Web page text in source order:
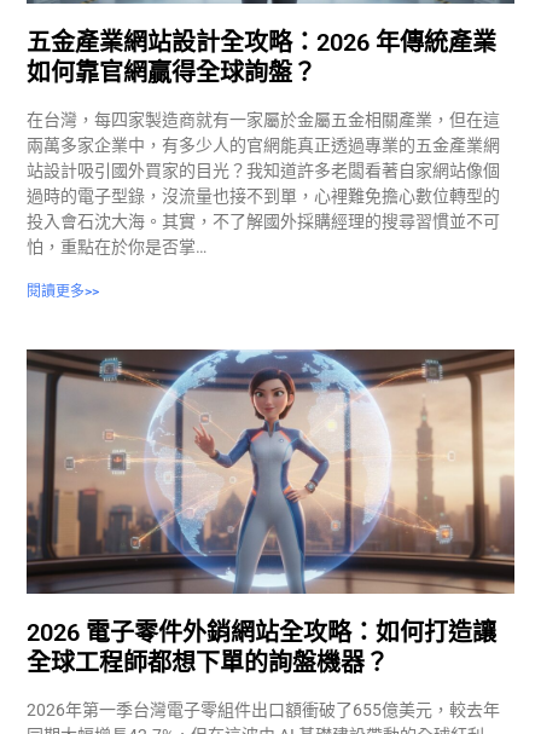
五金產業網站設計全攻略：2026 年傳統產業
如何靠官網贏得全球詢盤？
在台灣，每四家製造商就有一家屬於金屬五金相關產業，但在這
兩萬多家企業中，有多少人的官網能真正透過專業的五金產業網
站設計吸引國外買家的目光？我知道許多老闆看著自家網站像個
過時的電子型錄，沒流量也接不到單，心裡難免擔心數位轉型的
投入會石沈大海。其實，不了解國外採購經理的搜尋習慣並不可
怕，重點在於你是否掌…
閱讀更多>>
2026 電子零件外銷網站全攻略：如何打造讓
全球工程師都想下單的詢盤機器？
2026年第一季台灣電子零組件出口額衝破了655億美元，較去年